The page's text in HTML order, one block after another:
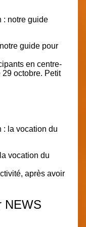
guide pour
en centre-
octobre. Petit
vocation du
après avoir
NEWS